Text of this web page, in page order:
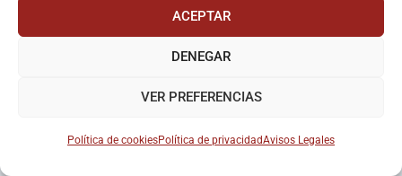
ACEPTAR
DENEGAR
VER PREFERENCIAS
Política de cookiesPolítica de privacidadAvisos Legales